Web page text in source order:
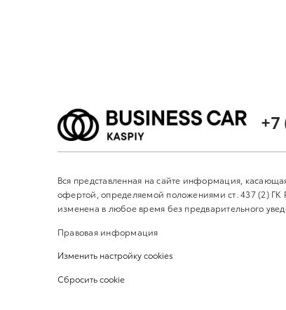
+7
Вся представленная на сайте информация,
офертой, определяемой положениями ст. 437 (2)
изменена в любое время без предварительного
Правовая информация
Изменить настройку cookies
Сбросить cookie